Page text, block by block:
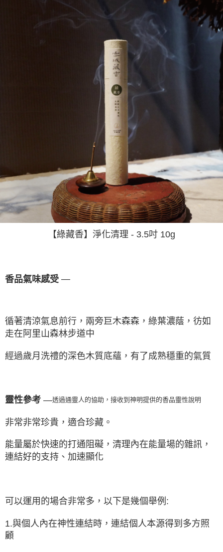
【綠藏香】淨化清理 - 3.5吋 10g
香品氣味感受 —
循著清涼氣息前行，兩旁巨木森森，綠葉濃蔭，彷如
走在阿里山森林步道中
經過歲月洗禮的深色木質底蘊，有了成熟穩重的氣質
靈性參考 —透過通靈人的協助，接收到神明提供的香品靈性說明
非常非常珍貴，適合珍藏。
能量屬於快速的打通阻礙，清理內在能量場的雜訊，
連結好的支持、加速顯化
可以運用的場合非常多，以下是幾個舉例:
1.與個人內在神性連結時，連結個人本源得到多方照
顧